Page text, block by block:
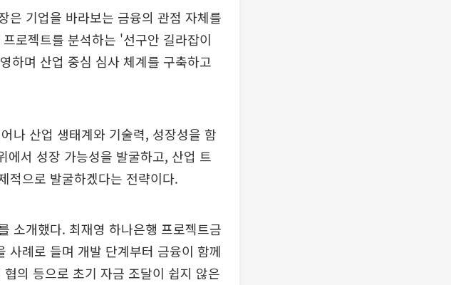
은 기업을 바라보는 금융의 관점 자체를
로젝트를 분석하는 '선구안 길라잡이
하며 산업 중심 심사 체계를 구축하고
나 산업 생태계와 기술력, 성장성을 함
에서 성장 가능성을 발굴하고, 산업 트
적으로 발굴하겠다는 전략이다.
소개했다. 최재영 하나은행 프로젝트금
사례로 들며 개발 단계부터 금융이 함께
의 등으로 초기 자금 조달이 쉽지 않은